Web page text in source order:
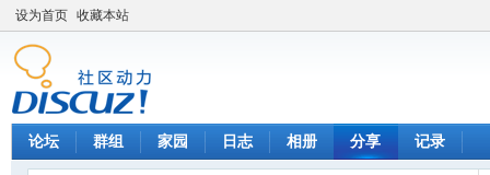
设为首页 收藏本站
论坛 群组 家园 日志 相册 分享 记录